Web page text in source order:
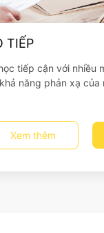
TIẾP
tiếp cận với nhiều
năng phản xạ
Xem thêm